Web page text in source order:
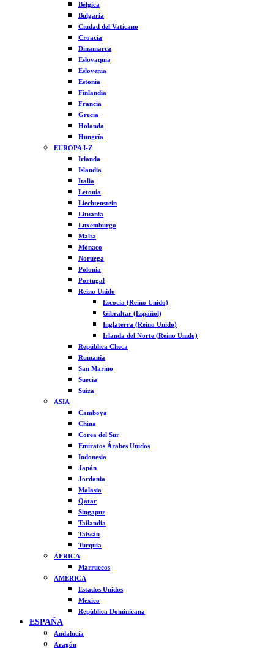
Bélgica
Bulgaria
Ciudad del Vaticano
Croacia
Dinamarca
Eslovaquia
Eslovenia
Estonia
Finlandia
Francia
Grecia
Holanda
Hungría
EUROPA I-Z
Irlanda
Islandia
Italia
Letonia
Liechtenstein
Lituania
Luxemburgo
Malta
Mónaco
Noruega
Polonia
Portugal
Reino Unido
Escocia (Reino Unido)
Gibraltar (Español)
Inglaterra (Reino Unido)
Irlanda del Norte (Reino Unido)
República Checa
Rumanía
San Marino
Suecia
Suiza
ASIA
Camboya
China
Corea del Sur
Emiratos Árabes Unidos
Indonesia
Japón
Jordania
Malasia
Qatar
Singapur
Tailandia
Taiwán
Turquía
ÁFRICA
Marruecos
AMÉRICA
Estados Unidos
México
República Dominicana
ESPAÑA
Andalucía
Aragón